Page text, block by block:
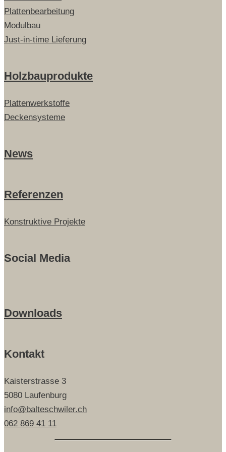
Plattenbearbeitung
Modulbau
Just-in-time Lieferung
Holzbauprodukte
Plattenwerkstoffe
Deckensysteme
News
Referenzen
Konstruktive Projekte
Social Media
Downloads
Kontakt
Kaisterstrasse 3
5080 Laufenburg
info@balteschwiler.ch
062 869 41 11